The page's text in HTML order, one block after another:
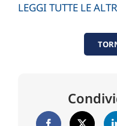
LEGGI TUTTE LE